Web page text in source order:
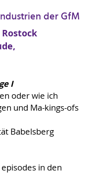
der GfM
I
oder wie ich
und Ma-kings-ofs
Babelsberg
in den